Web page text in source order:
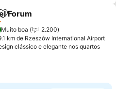
Adicionar aos favoritos
Forum
Muito boa
2.200
km de Rzeszów International Airport
clássico e elegante nos quartos